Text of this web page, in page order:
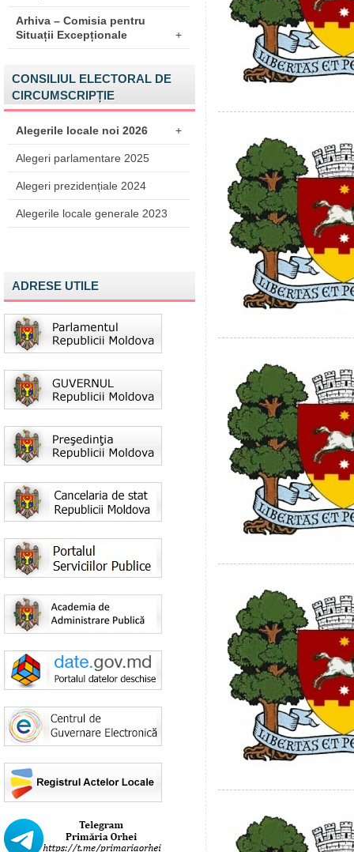
Arhiva – Comisia pentru
Situații Excepționale
+
CONSILIUL ELECTORAL DE
CIRCUMSCRIPȚIE
Alegerile locale noi 2026 +
Alegeri parlamentare 2025
Alegeri prezidențiale 2024
Alegerile locale generale 2023
ADRESE UTILE